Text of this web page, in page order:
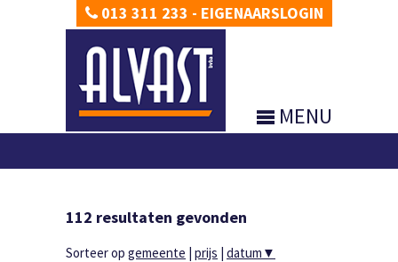
013 311 233 - EIGENAARSLOGIN
MENU
112 resultaten gevonden
Sorteer op gemeente | prijs | datum ▼